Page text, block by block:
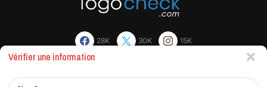
28K 30K 15K
Vérifier une information